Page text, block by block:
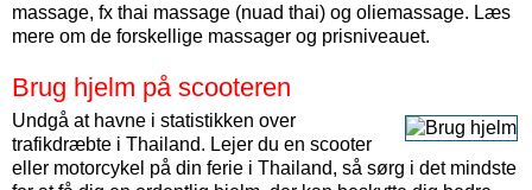
massage, fx thai massage (nuad thai) og oliemassage. Læs
mere om de forskellige massager og prisniveauet.
Brug hjelm på scooteren
Undgå at havne i statistikken over
trafikdræbte i Thailand. Lejer du en scooter
eller motorcykel på din ferie i Thailand, så sørg i det mindste